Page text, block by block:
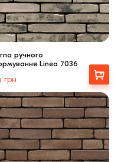
ручного
Linea 7036
грн
Вибрати